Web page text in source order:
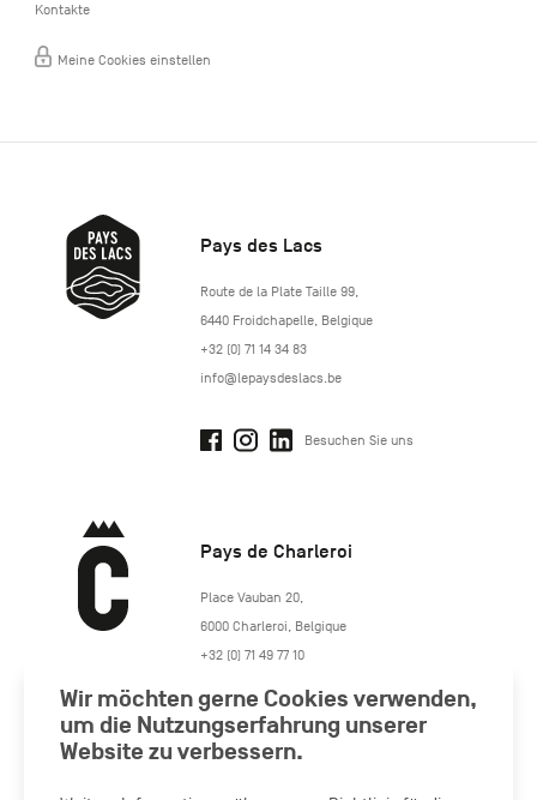
Kontakte
Meine Cookies einstellen
Pays des Lacs
http://www.lepaysdeslacs.be/
Route de la Plate Taille 99,
6440 Froidchapelle, Belgique
+32 (0) 71 14 34 83
info@lepaysdeslacs.be
Besuchen Sie uns
Pays de Charleroi
https://www.paysdecharleroi.be/
Place Vauban 20,
6000 Charleroi, Belgique
+32 (0) 71 49 77 10
Besuchen Sie uns
Wir möchten gerne Cookies verwenden,
um die Nutzungserfahrung unserer
Website zu verbessern.